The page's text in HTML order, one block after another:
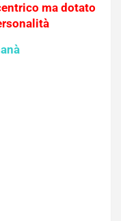
ma dotato